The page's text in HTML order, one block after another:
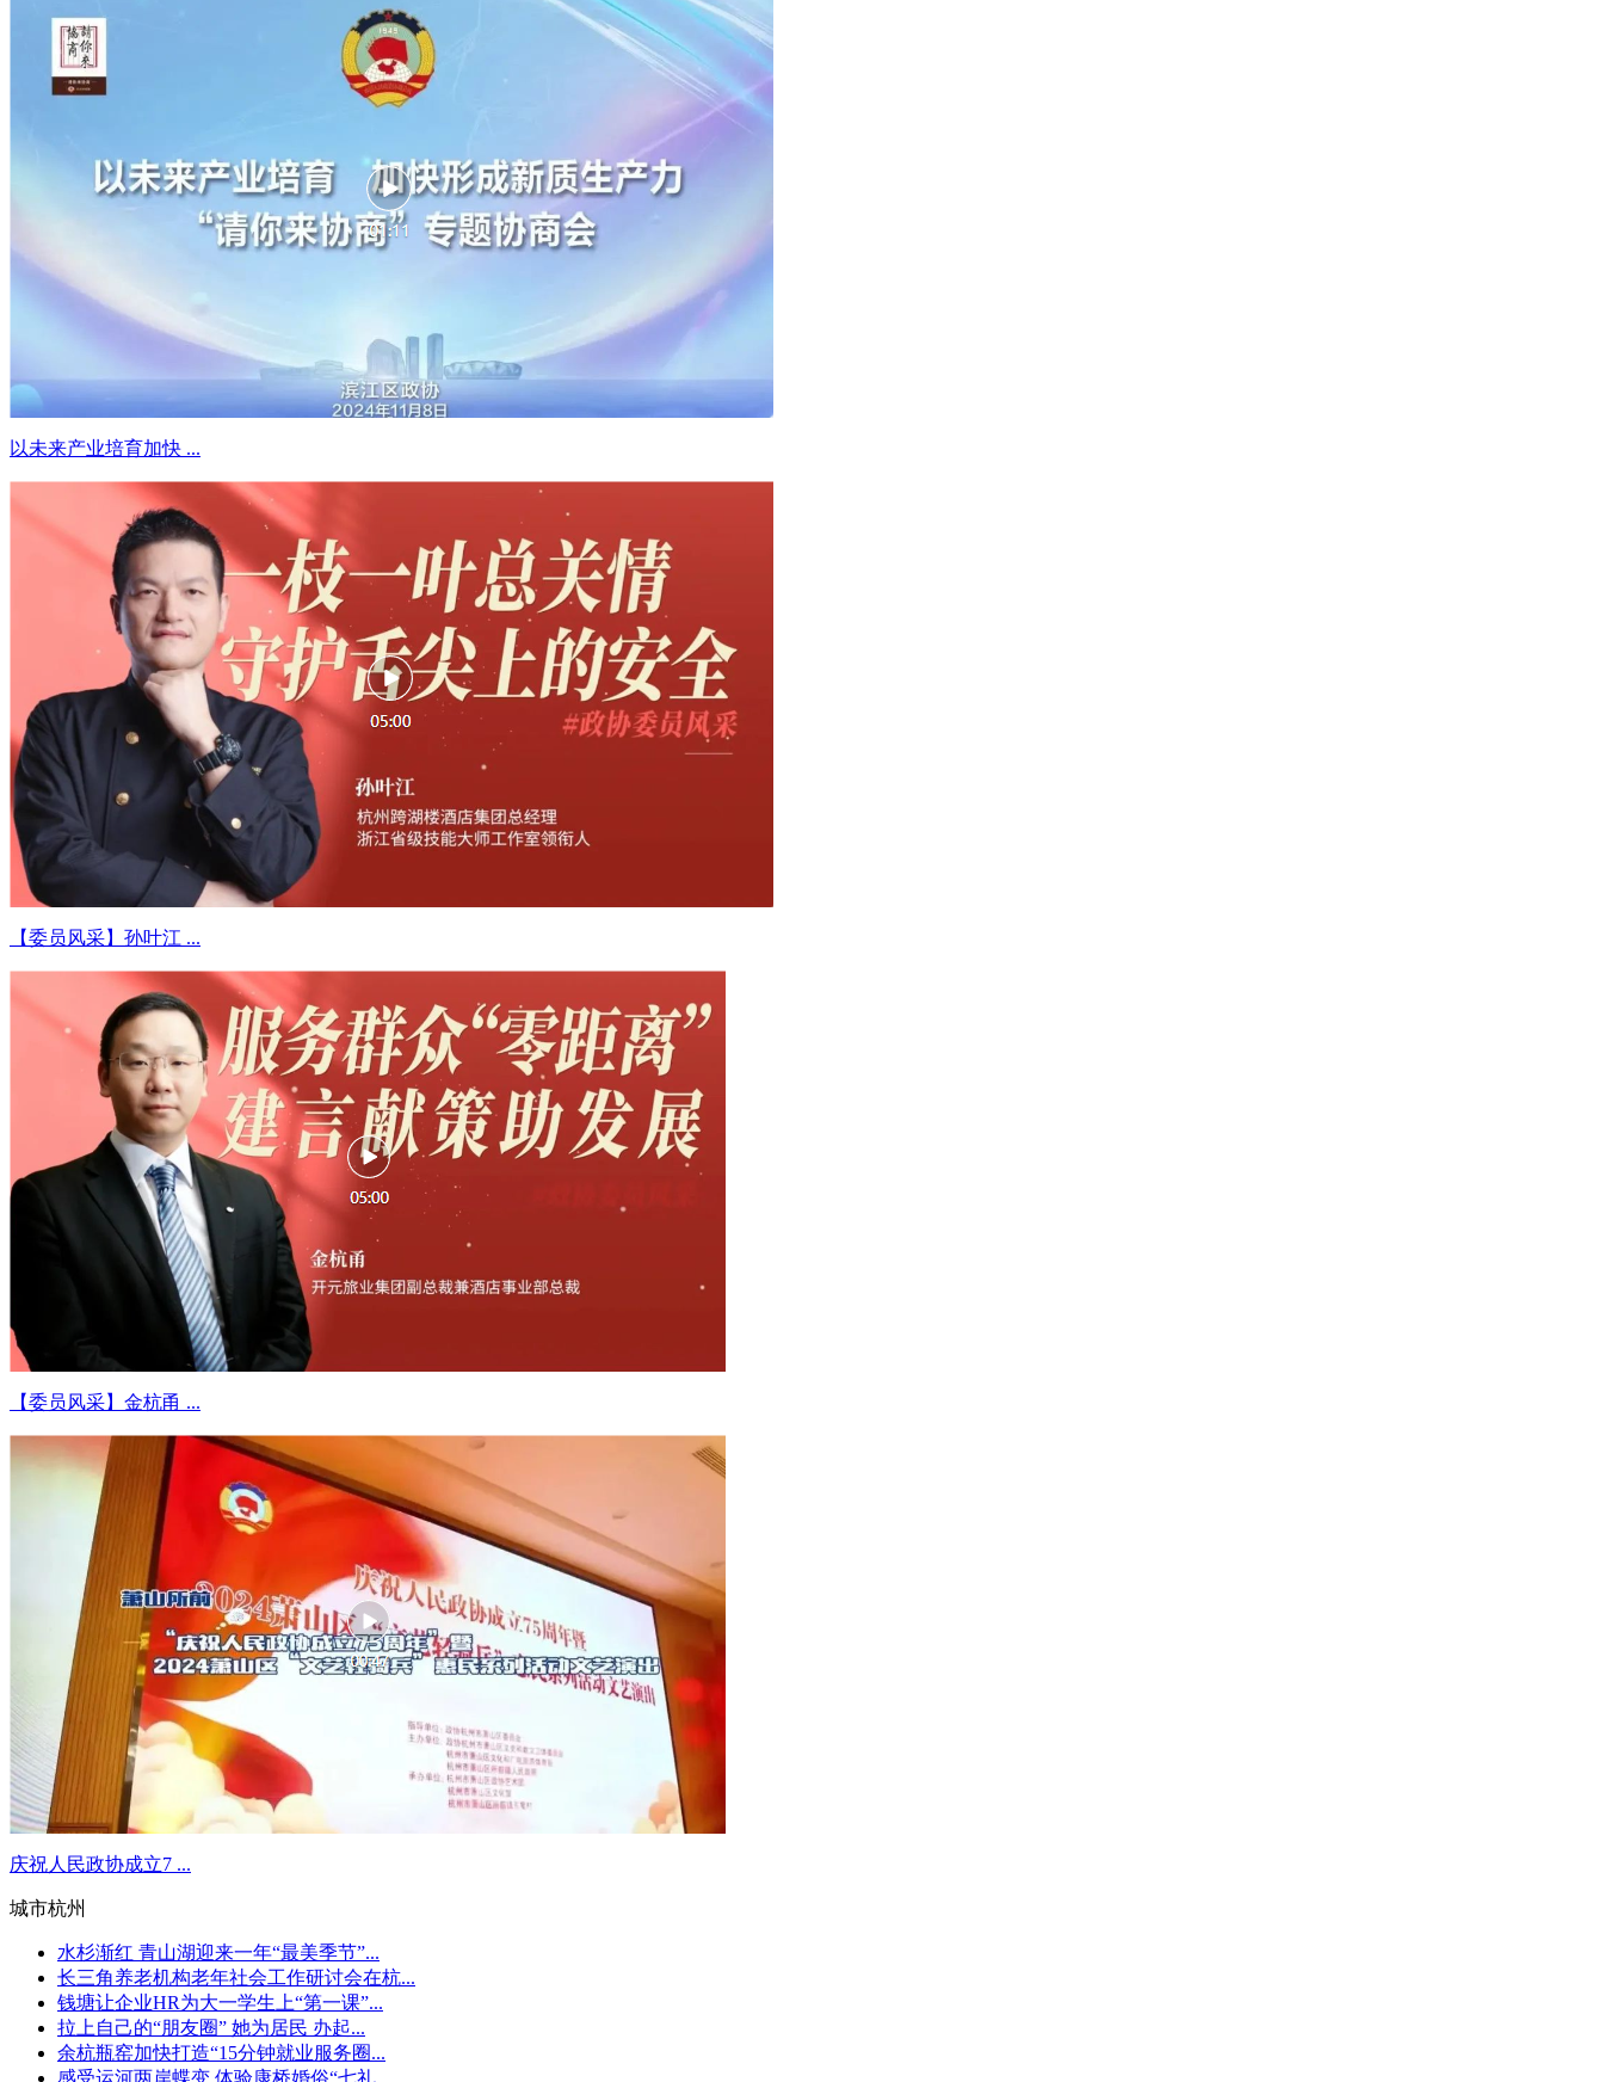
以未来产业培育加快 ...
【委员风采】孙叶江 ...
【委员风采】金杭甬 ...
庆祝人民政协成立7 ...
城市杭州
水杉渐红 青山湖迎来一年“最美季节”...
长三角养老机构老年社会工作研讨会在杭...
钱塘让企业HR为大一学生上“第一课”...
拉上自己的“朋友圈” 她为居民 办起...
余杭瓶窑加快打造“15分钟就业服务圈...
感受运河两岸蝶变 体验康桥婚俗“七礼...